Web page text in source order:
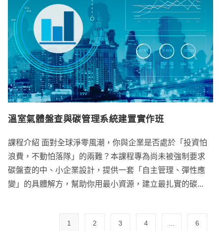
溫室氣體盤查與碳管理系統建置實作班
課程介紹 面對全球淨零風潮，你與企業是否處於「投資怕
浪費，不動怕落隊」的兩難？本課程專為尚未被強制要求
碳盤查的中、小企業設計，提供一套「自主管理、彈性應
變」的具體解方，幫助你用最小資源，建立最扎實的碳...
1 2 3 4 6